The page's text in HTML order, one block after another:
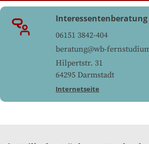
Interessentenberatung
06151 3842-404
beratung@wb-
Hilpertstr. 31
64295 Darmstadt
Internetseite